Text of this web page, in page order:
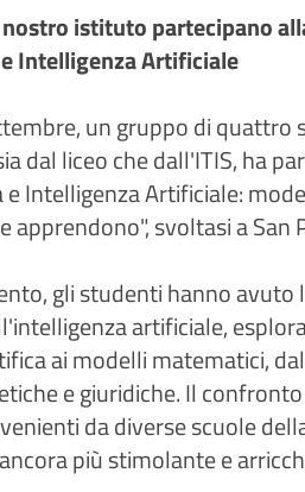
istituto partecipano
Intelligenza Artificiale
un gruppo di
dal liceo che dall'ITIS, ha
Intelligenza Artificiale:
apprendono", svoltasi a San
gli studenti hanno
artificiale,
ai modelli matematici,
e giuridiche. Il
da diverse scuole
più stimolante e